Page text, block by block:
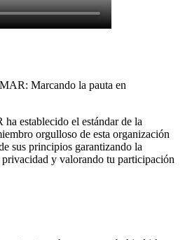
Marcando la pauta en
establecido el estándar de la
orgulloso de esta organización
sus principios garantizando la
privacidad y valorando tu participación